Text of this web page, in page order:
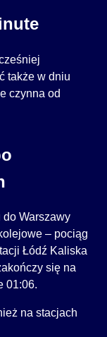
także w dniu
czynna od
Warszawy
– pociąg
Łódź Kaliska
się na
01:06.
na stacjach